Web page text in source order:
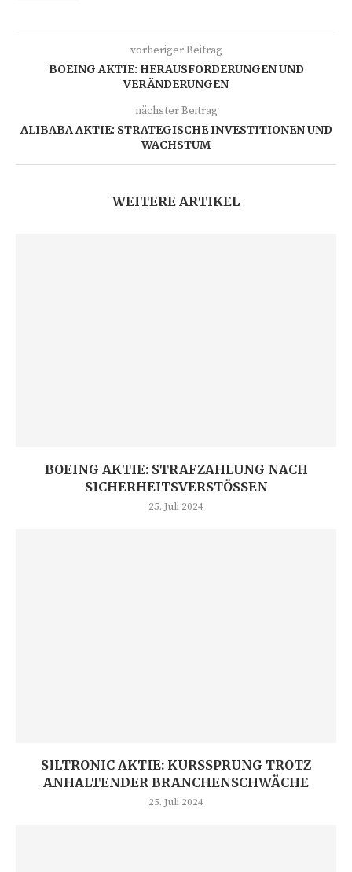
vorheriger Beitrag
BOEING AKTIE: HERAUSFORDERUNGEN UND
VERÄNDERUNGEN
nächster Beitrag
ALIBABA AKTIE: STRATEGISCHE INVESTITIONEN UND
WACHSTUM
WEITERE ARTIKEL
BOEING AKTIE: STRAFZAHLUNG NACH
SICHERHEITSVERSTÖSSEN
25. Juli 2024
SILTRONIC AKTIE: KURSSPRUNG TROTZ
ANHALTENDER BRANCHENSCHWÄCHE
25. Juli 2024